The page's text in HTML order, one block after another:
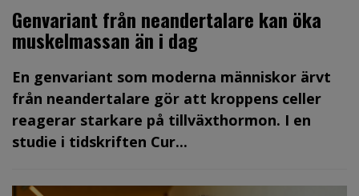
Genvariant från neandertalare kan öka
muskelmassan än i dag
En genvariant som moderna människor ärvt
från neandertalare gör att kroppens celler
reagerar starkare på tillväxthormon. I en
studie i tidskriften Cur...